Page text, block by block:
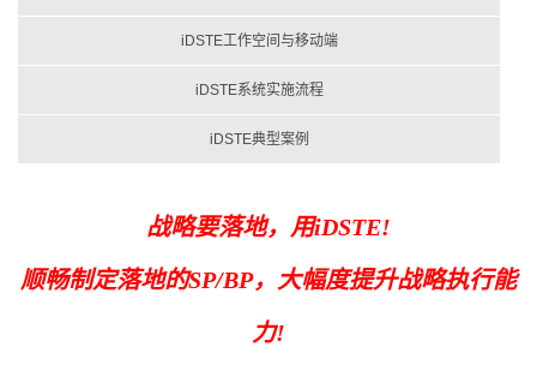
iDSTE工作空间与移动端
iDSTE系统实施流程
iDSTE典型案例
战略要落地，用iDSTE!
顺畅制定落地的SP/BP，大幅度提升战略执行能
力!